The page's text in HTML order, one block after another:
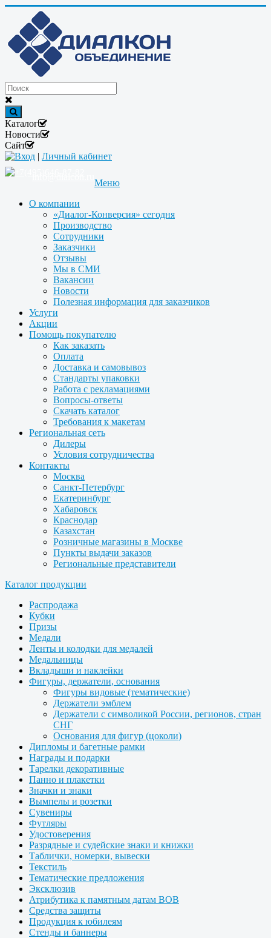
Каталог
Новости
Сайт
Вход | Личный кабинет
Меню
О компании
«Диалог-Конверсия» сегодня
Производство
Сотрудники
Заказчики
Отзывы
Мы в СМИ
Вакансии
Новости
Полезная информация для заказчиков
Услуги
Акции
Помощь покупателю
Как заказать
Оплата
Доставка и самовывоз
Стандарты упаковки
Работа с рекламациями
Вопросы-ответы
Скачать каталог
Требования к макетам
Региональная сеть
Дилеры
Условия сотрудничества
Контакты
Москва
Санкт-Петербург
Екатеринбург
Хабаровск
Краснодар
Казахстан
Розничные магазины в Москве
Пункты выдачи заказов
Региональные представители
Каталог продукции
Распродажа
Кубки
Призы
Медали
Ленты и колодки для медалей
Медальницы
Вкладыши и наклейки
Фигуры, держатели, основания
Фигуры видовые (тематические)
Держатели эмблем
Держатели с символикой России, регионов, стран
СНГ
Основания для фигур (цоколи)
Дипломы и багетные рамки
Награды и подарки
Тарелки декоративные
Панно и плакетки
Значки и знаки
Вымпелы и розетки
Сувениры
Футляры
Удостоверения
Разрядные и судейские знаки и книжки
Таблички, номерки, вывески
Текстиль
Тематические предложения
Эксклюзив
Атрибутика к памятным датам ВОВ
Средства защиты
Продукция к юбилеям
Стенды и баннеры